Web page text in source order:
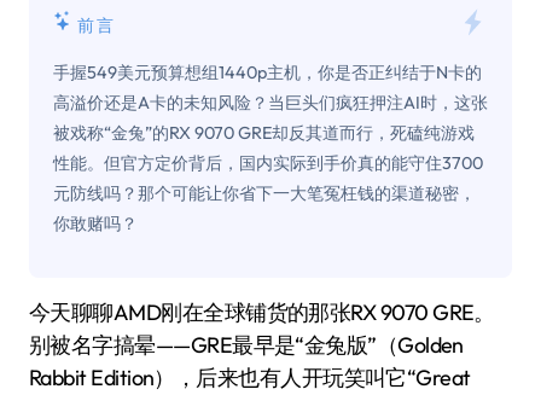
前言
手握549美元预算想组1440p主机，你是否正纠结于N卡的
高溢价还是A卡的未知风险？当巨头们疯狂押注AI时，这张
被戏称“金兔”的RX 9070 GRE却反其道而行，死磕纯游戏
性能。但官方定价背后，国内实际到手价真的能守住3700
元防线吗？那个可能让你省下一大笔冤枉钱的渠道秘密，
你敢赌吗？
今天聊聊AMD刚在全球铺货的那张RX 9070 GRE。
别被名字搞晕——GRE最早是“金兔版”（Golden
Rabbit Edition），后来也有人开玩笑叫它“Great